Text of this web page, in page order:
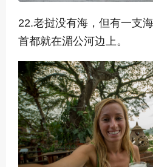
22.老挝没有海，但有一支
首都就在湄公河边上。